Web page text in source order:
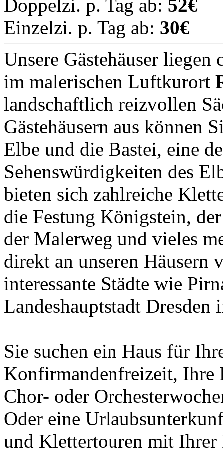
Doppelzi. p. Tag ab: 52€
Einzelzi. p. Tag ab: 30€
Unsere Gästehäuser
im malerischen Luftkurort
landschaftlich reizvollen
Gästehäusern aus können
Elbe und die Bastei, eine
Sehenswürdigkeiten des
bieten sich zahlreiche
die Festung Königstein,
der Malerweg und vieles
direkt an unseren Häusern
interessante Städte wie
Landeshauptstadt Dresden
Sie suchen ein Haus für
Konfirmandenfreizeit, Ihre
Chor- oder
Oder eine
und Klettertouren mit Ihrer